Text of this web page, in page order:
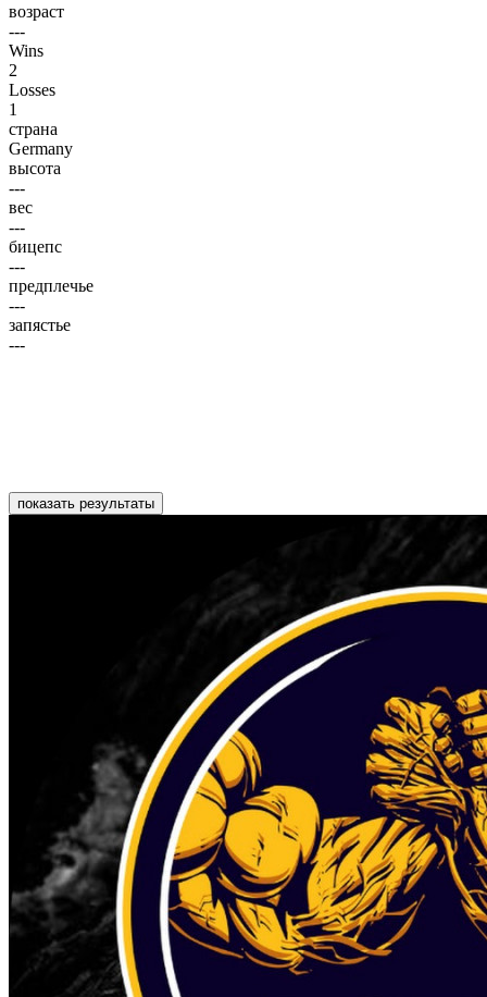
возраст
---
Wins
2
Losses
1
страна
Germany
высота
---
вес
---
бицепс
---
предплечье
---
запястье
---
показать результаты